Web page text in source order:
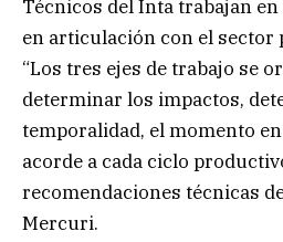
Técnicos del Inta trabajan
en articulación con el sector
“Los tres ejes de trabajo se
determinar los impactos,
temporalidad, el momento
acorde a cada ciclo
recomendaciones técnicas
Mercuri.